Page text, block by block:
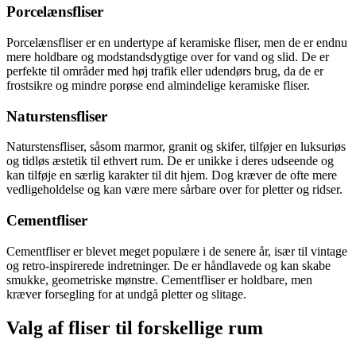
Porcelænsfliser
Porcelænsfliser er en undertype af keramiske fliser, men de er endnu
mere holdbare og modstandsdygtige over for vand og slid. De er
perfekte til områder med høj trafik eller udendørs brug, da de er
frostsikre og mindre porøse end almindelige keramiske fliser.
Naturstensfliser
Naturstensfliser, såsom marmor, granit og skifer, tilføjer en luksuriøs
og tidløs æstetik til ethvert rum. De er unikke i deres udseende og
kan tilføje en særlig karakter til dit hjem. Dog kræver de ofte mere
vedligeholdelse og kan være mere sårbare over for pletter og ridser.
Cementfliser
Cementfliser er blevet meget populære i de senere år, især til vintage
og retro-inspirerede indretninger. De er håndlavede og kan skabe
smukke, geometriske mønstre. Cementfliser er holdbare, men
kræver forsegling for at undgå pletter og slitage.
Valg af fliser til forskellige rum